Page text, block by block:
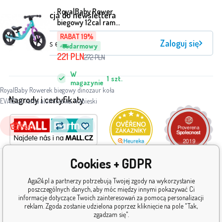
RABAT 19%
darmowy
RoyalBaby Rower
biegowy 12cal rama
MAGNEZ RO0129
uniwersalny
RoyalBaby Rowerek biegowy dinozaur koła
EVA12cal, rama aluminiowa, niebieski
W
magazynie 1 szt.
221PLN272PLN
Kup
Rejestracja do newslettera
Zaloguj się
Nagrody i certyfikaty
Cookies + GDPR
Aga24.pl a partnerzy potrzebują Twojej zgody na wykorzystanie
poszczególnych danych, aby móc między innymi pokazywać Ci
informacje dotyczące Twoich zainteresowań za pomocą personalizacji
reklam. Zgoda zostanie udzielona poprzez kliknięcie na pole "Tak,
zgadzam się".